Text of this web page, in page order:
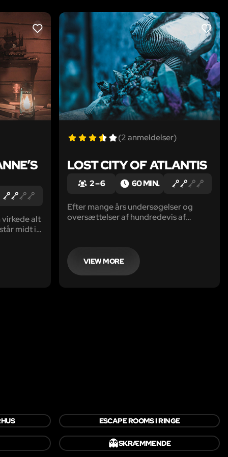
LIKE
virkede alt
midt i
LIKE
(2 anmeldelser)
LOST CITY OF ATLANTIS
2 – 6 60 MIN.
Efter mange års undersøgelser og
oversættelser af hundredevis af
VIEW MORE
ESCAPE ROOMS I RINGE
👻SKRÆMMENDE